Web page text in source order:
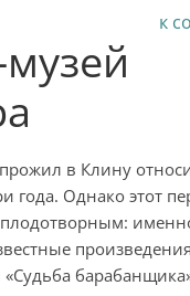
к
в Клину
года. Однако этот
плодотворным:
«Судьба